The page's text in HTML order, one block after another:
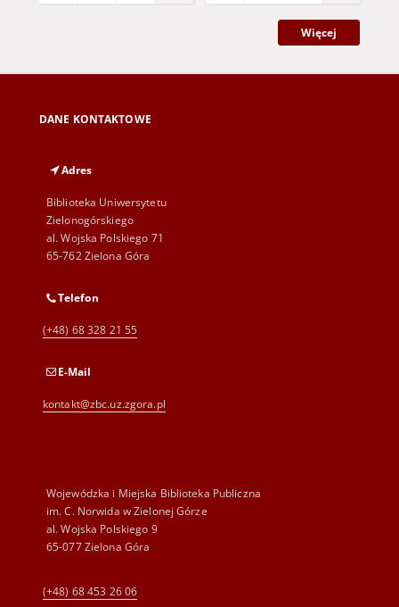
Więcej
DANE KONTAKTOWE
Adres
Biblioteka Uniwersytetu
Zielonogórskiego
al. Wojska Polskiego 71
65-762 Zielona Góra
Telefon
(+48) 68 328 21 55
E-Mail
kontakt@zbc.uz.zgora.pl
Wojewódzka i Miejska Biblioteka Publiczna
im. C. Norwida w Zielonej Górze
al. Wojska Polskiego 9
65-077 Zielona Góra
(+48) 68 453 26 06